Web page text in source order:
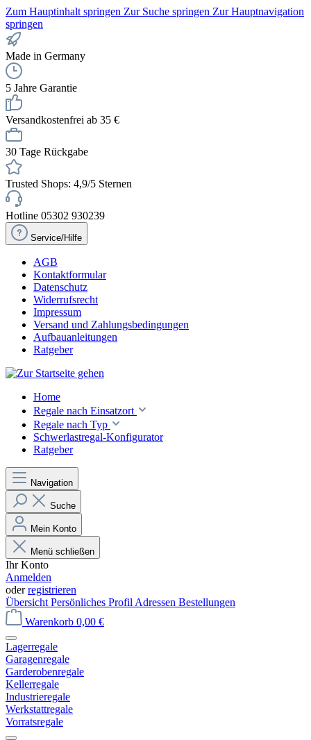
Zum Hauptinhalt springen Zur Suche springen Zur Hauptnavigation
springen
Made in Germany
5 Jahre Garantie
Versandkostenfrei ab 35 €
30 Tage Rückgabe
Trusted Shops: 4,9/5 Sternen
Hotline 05302 930239
Service/Hilfe
AGB
Kontaktformular
Datenschutz
Widerrufsrecht
Impressum
Versand und Zahlungsbedingungen
Aufbauanleitungen
Ratgeber
Home
Regale nach Einsatzort
Regale nach Typ
Schwerlastregal-Konfigurator
Ratgeber
Navigation
Suche
Mein Konto
Menü schließen
Ihr Konto
Anmelden
oderregistrieren
Übersicht Persönliches Profil Adressen Bestellungen
Warenkorb 0,00 €
Lagerregale
Garagenregale
Garderobenregale
Kellerregale
Industrieregale
Werkstattregale
Vorratsregale